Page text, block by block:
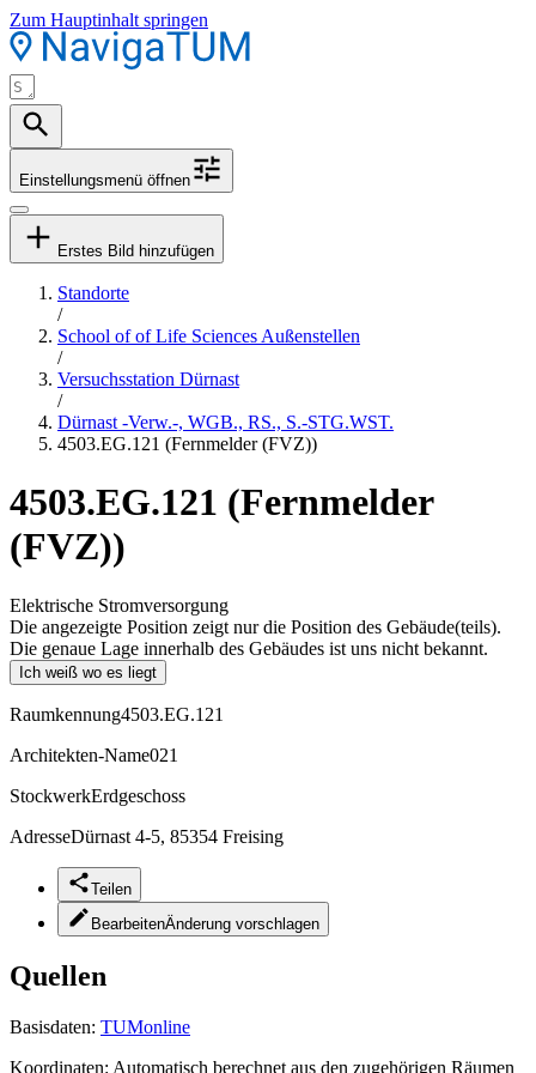
Zum Hauptinhalt springen
Einstellungsmenü öffnen
Erstes Bild hinzufügen
Standorte
/
School of of Life Sciences Außenstellen
/
Versuchsstation Dürnast
/
Dürnast -Verw.-, WGB., RS., S.-STG.WST.
4503.EG.121 (Fernmelder (FVZ))
4503.EG.121 (Fernmelder
(FVZ))
Elektrische Stromversorgung
Die angezeigte Position zeigt nur die Position des Gebäude(teils).
Die genaue Lage innerhalb des Gebäudes ist uns nicht bekannt.
Ich weiß wo es liegt
Raumkennung4503.EG.121
Architekten-Name021
StockwerkErdgeschoss
AdresseDürnast 4-5, 85354 Freising
Teilen
BearbeitenÄnderung vorschlagen
Quellen
Basisdaten: TUMonline
Koordinaten: Automatisch berechnet aus den zugehörigen Räumen